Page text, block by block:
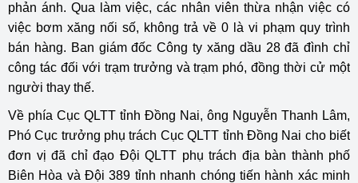
phản ánh. Qua làm việc, các nhân viên thừa nhận việc có
việc bơm xăng nối số, không trả về 0 là vi phạm quy trình
bán hàng. Ban giám đốc Công ty xăng dầu 28 đã đình chỉ
công tác đối với trạm trưởng và trạm phó, đồng thời cử một
người thay thế.
Về phía Cục QLTT tỉnh Đồng Nai, ông Nguyễn Thanh Lâm,
Phó Cục trưởng phụ trách Cục QLTT tỉnh Đồng Nai cho biết
đơn vị đã chỉ đạo Đội QLTT phụ trách địa bàn thành phố
Biên Hòa và Đội 389 tỉnh nhanh chóng tiến hành xác minh